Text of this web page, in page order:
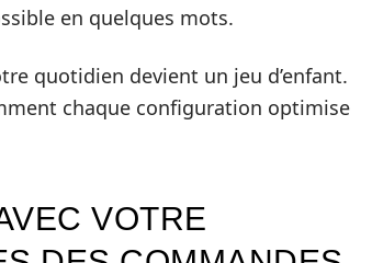
en quelques mots.
quotidien devient un jeu d’enfant.
chaque configuration optimise
VOTRE